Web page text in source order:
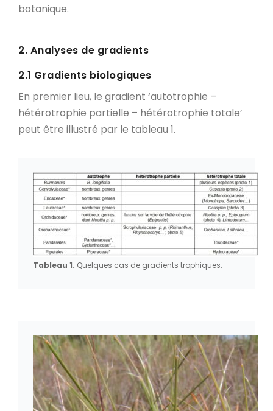
botanique.
2. Analyses de gradients
2.1 Gradients biologiques
En premier lieu, le gradient ‘autotrophie –
hétérotrophie partielle – hétérotrophie totale’
peut être illustré par le tableau 1.
Tableau 1. Quelques cas de gradients trophiques.